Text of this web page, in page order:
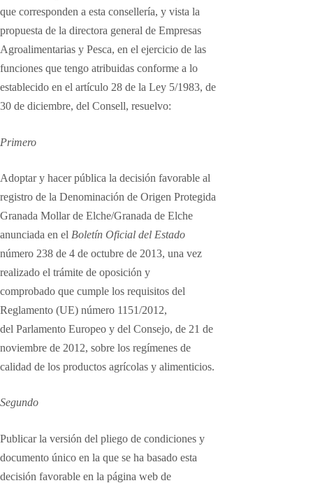
que corresponden a esta consellería, y vista la
propuesta de la directora general de Empresas
Agroalimentarias y Pesca, en el ejercicio de las
funciones que tengo atribuidas conforme a lo
establecido en el artículo 28 de la Ley 5/1983, de
30 de diciembre, del Consell, resuelvo:
Primero
Adoptar y hacer pública la decisión favorable al
registro de la Denominación de Origen Protegida
Granada Mollar de Elche/Granada de Elche
anunciada en el Boletín Oficial del Estado
número 238 de 4 de octubre de 2013, una vez
realizado el trámite de oposición y
comprobado que cumple los requisitos del
Reglamento (UE) número 1151/2012,
del Parlamento Europeo y del Consejo, de 21 de
noviembre de 2012, sobre los regímenes de
calidad de los productos agrícolas y alimenticios.
Segundo
Publicar la versión del pliego de condiciones y
documento único en la que se ha basado esta
decisión favorable en la página web de